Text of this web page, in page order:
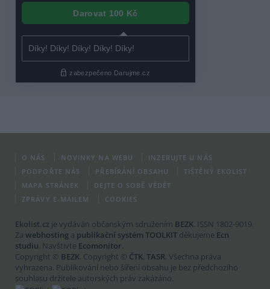
O NÁS NOVINKY NA WEBU
INZERUJTE U NÁS
PODPOŘTE NÁS
PŘEBÍRÁNÍ OBSAHU
TIŠTĚNÝ EKOLIST
MAPA STRÁNEK
DEJTE O SOBĚ VĚDĚT
ZPRÁVY E-MAILEM
COOKIES
Ekolist.cz je vydáván občanským sdružením BEZK. ISSN 1802-9019.
Za webhosting a publikační systém TOOLKIT děkujeme Ecn
studiu. Navštivte Ecomonitor.
Copyright © BEZK. Copyright © ČTK, TASR. Všechna práva
vyhrazena. Publikování nebo šíření obsahu je bez předchozího
souhlasu držitele autorských práv zakázáno.